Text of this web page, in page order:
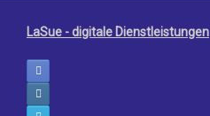
LaSue - digitale Dienstleistungen